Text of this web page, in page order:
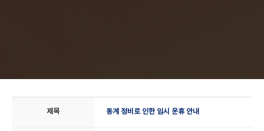
제목 동계 정비로 인한 임시 운휴 안내